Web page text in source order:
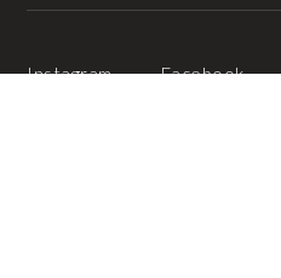
Instagram Facebook